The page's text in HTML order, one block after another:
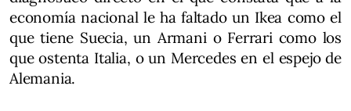
economía nacional le ha faltado un Ikea como el
que tiene Suecia, un Armani o Ferrari como los
que ostenta Italia, o un Mercedes en el espejo de
Alemania.